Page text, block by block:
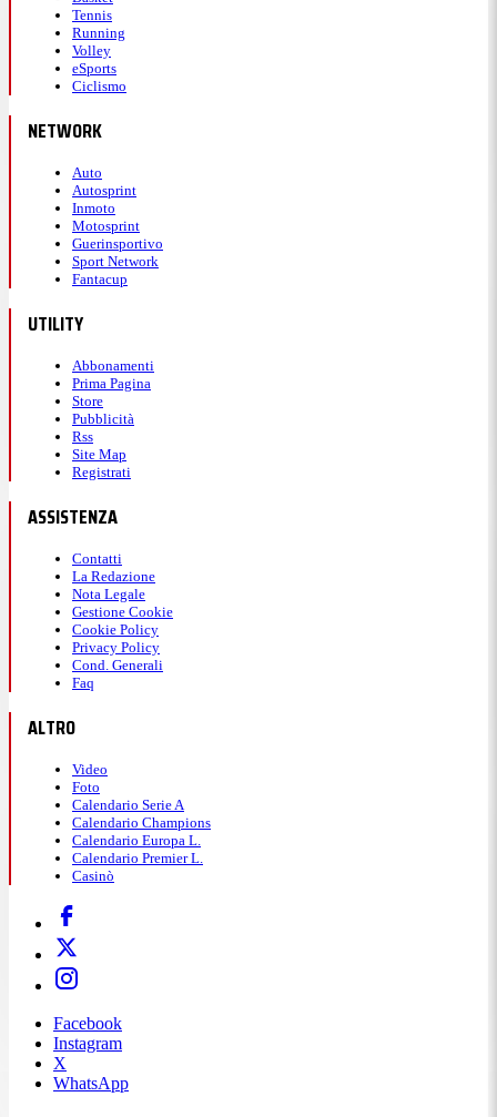
Tennis
Running
Volley
eSports
Ciclismo
NETWORK
Auto
Autosprint
Inmoto
Motosprint
Guerinsportivo
Sport Network
Fantacup
UTILITY
Abbonamenti
Prima Pagina
Store
Pubblicità
Rss
Site Map
Registrati
ASSISTENZA
Contatti
La Redazione
Nota Legale
Gestione Cookie
Cookie Policy
Privacy Policy
Cond. Generali
Faq
ALTRO
Video
Foto
Calendario Serie A
Calendario Champions
Calendario Europa L.
Calendario Premier L.
Casinò
Facebook
Instagram
X
WhatsApp